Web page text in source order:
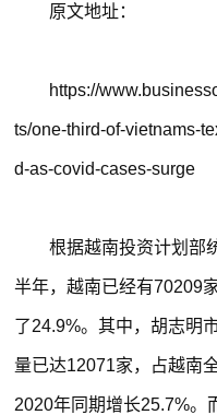
原文地址：
https://
ts/one-third-of-vietnams-
d-as-covid-cases-surge
根据越南投资计划部
半年，越南已经有70209
了24.9%。其中，胡志明
量已达12071家，占越南
2020年同期增长25.7%。